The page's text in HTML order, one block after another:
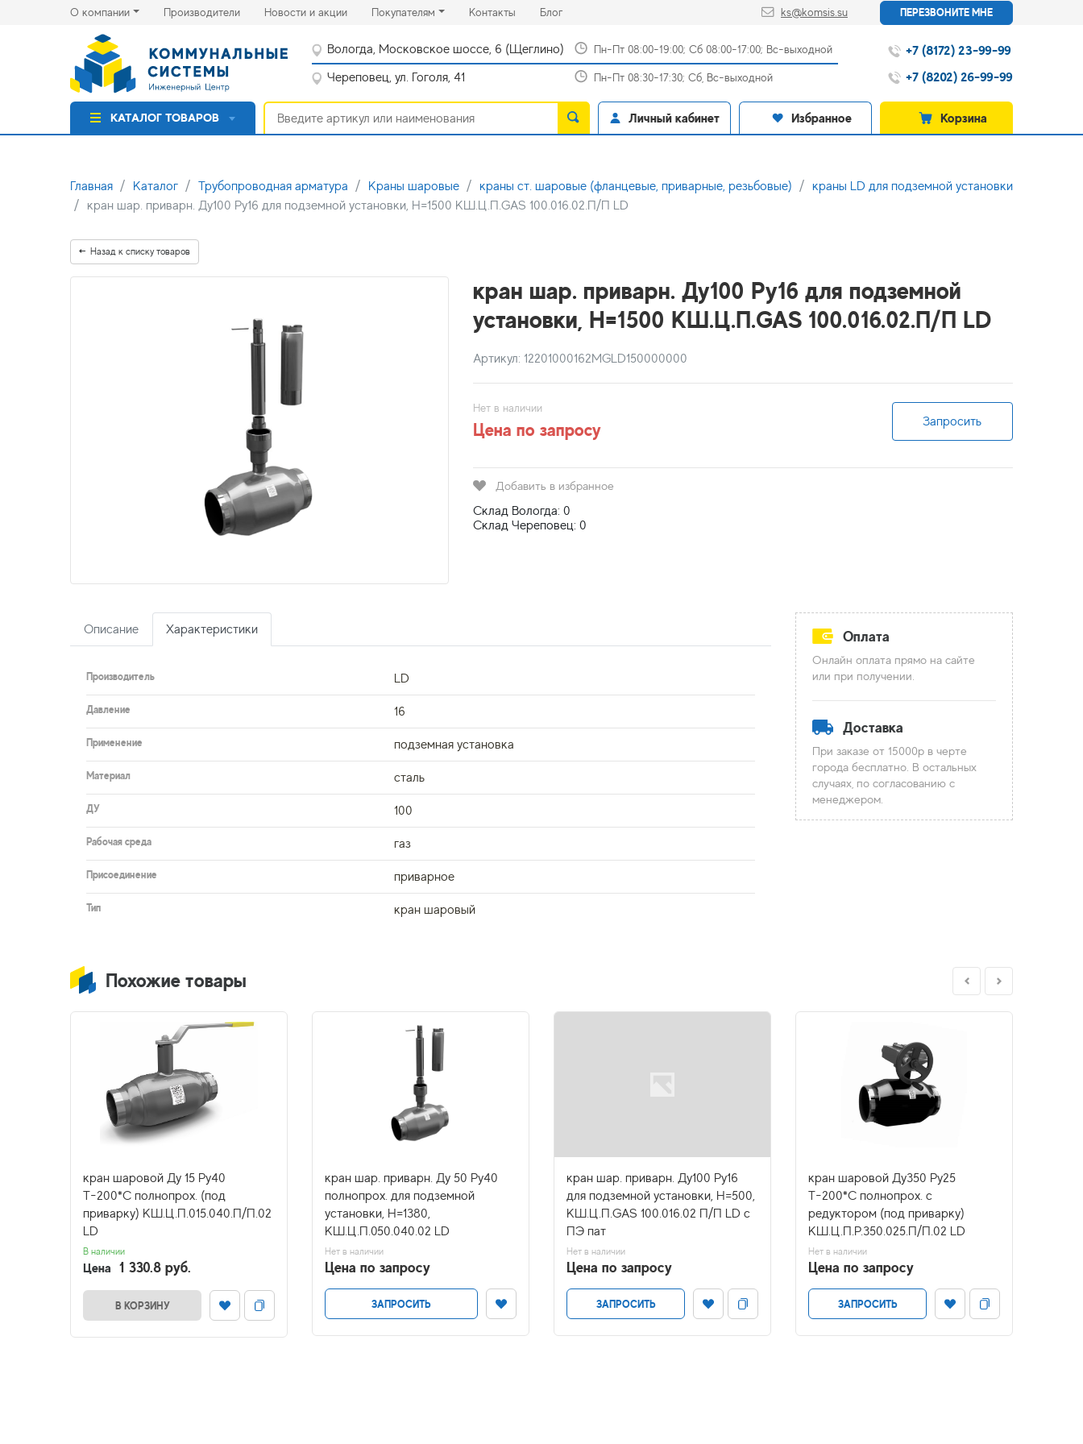
О компании Производители(current)Новости и акции(current)Покупателям Контакты(current)
Блог(current) ks@komsis.su ПЕРЕЗВОНИТЕ МНЕ
Вологда, Московское шоссе, 6 (Щеглино) Пн-Пт 08:00-19:00; Сб 08:00-17:00; Вс-выходной
Череповец, ул. Гоголя, 41 Пн-Пт 08:30-17:30; Сб, Вс-выходной
+7 (8172) 23-99-99
+7 (8202) 26-99-99
КАТАЛОГ ТОВАРОВ Личный кабинет Избранное Корзина
Главная Каталог Трубопроводная арматура Краны шаровые краны ст. шаровые (фланцевые, приварные, резьбовые)
краны LD для подземной установки
кран шар. приварн. Ду100 Ру16 для подземной установки, H=1500 КШ.Ц.П.GAS 100.016.02.П/П LD
Назад к списку товаров
кран шар. приварн. Ду100 Ру16 для подземной
установки, H=1500 КШ.Ц.П.GAS 100.016.02.П/П LD
Артикул: 12201000162MGLD150000000
Нет в наличии
Цена по запросу Запросить
Добавить в избранное
Склад Вологда: 0
Склад Череповец: 0
Описание Характеристики
Производитель LD
Давление 16
Применение подземная установка
Материал сталь
ДУ 100
Рабочая среда газ
Присоединение приварное
Тип кран шаровый
Оплата
Онлайн оплата прямо на сайте
или при получении.
Доставка
При заказе от 15000р в черте
города бесплатно. В остальных
случаях, по согласованию с
менеджером.
Похожие товары
кран шаровой Ду 15 Ру40
Т-200*С полнопрох. (под
приварку) КШ.Ц.П.015.040.П/П.02
LD
В наличии
Цена 1 330.8 руб.
В КОРЗИНУ
кран шар. приварн. Ду 50 Ру40
полнопрох. для подземной
установки, H=1380,
КШ.Ц.П.050.040.02 LD
Нет в наличии
Цена по запросу
ЗАПРОСИТЬ
кран шар. приварн. Ду100 Ру16
для подземной установки, H=500,
КШ.Ц.П.GAS 100.016.02 П/П LD с
ПЭ пат
Нет в наличии
Цена по запросу
ЗАПРОСИТЬ
кран шаровой Ду350 Ру25
Т-200*С полнопрох. с
редуктором (под приварку)
КШ.Ц.П.Р.350.025.П/П.02 LD
Нет в наличии
Цена по запросу
ЗАПРОСИТЬ